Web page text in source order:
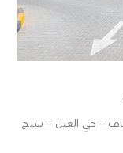
– حي الغيل – سيح